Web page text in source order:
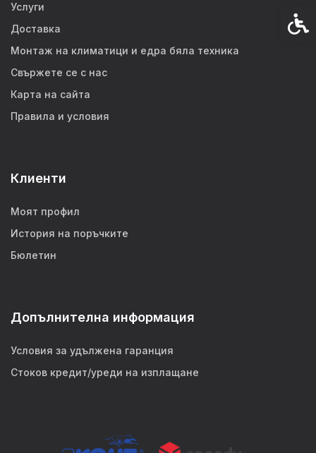
Услуги
Доставка
Монтаж на климатици и едра бяла техника
Свържете се с нас
Карта на сайта
Правила и условия
Клиенти
Моят профил
История на поръчките
Бюлетин
Допълнителна информация
Условия за удължена гаранция
Стоков кредит/уреди на изплащане